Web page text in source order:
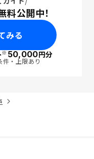
料公開中！
みる
※50,000円分
・上限あり